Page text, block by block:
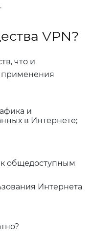
VPN?
что и
применения
и
в Интернете;
общедоступным
Интернета